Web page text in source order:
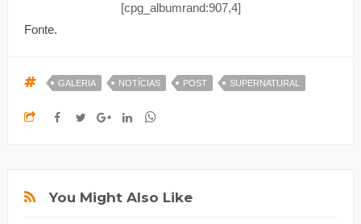
[cpg_albumrand:907,4]
Fonte.
GALERIA NOTÍCIAS POST SUPERNATURAL
You Might Also Like